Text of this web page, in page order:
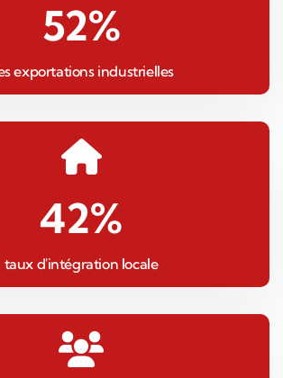
52%
exportations industrielles
42%
taux d'intégration locale